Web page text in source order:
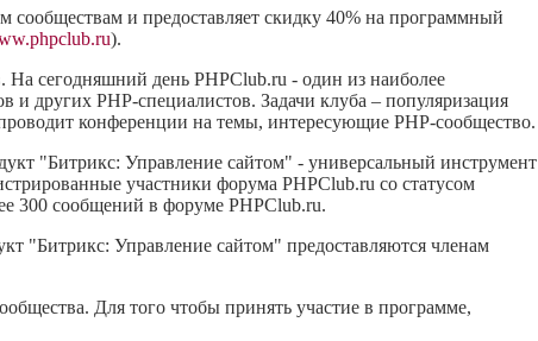
и предоставляет скидку 40% на программный
).
На сегодняшний день PHPClub.ru - один из наиболее
и других PHP-специалистов. Задачи клуба – популяризация
конференции на темы, интересующие PHP-сообщество.
"Битрикс: Управление сайтом" - универсальный инструмент
участники форума PHPClub.ru со статусом
300 сообщений в форуме PHPClub.ru.
"Битрикс: Управление сайтом" предоставляются членам
Для того чтобы принять участие в программе,